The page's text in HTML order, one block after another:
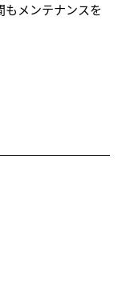
メンテナンスを